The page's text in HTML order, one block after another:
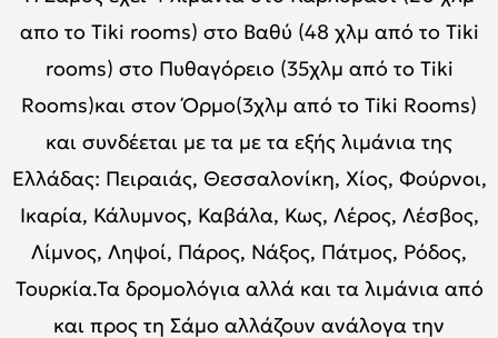
απο το Tiki rooms) στο Βαθύ (48 χλμ από το Tiki
rooms) στο Πυθαγόρειο (35χλμ από το Τiki
Rooms)και στον Όρμο(3χλμ από το Tiki Rooms)
και συνδέεται με τα με τα εξής λιμάνια της
Ελλάδας: Πειραιάς, Θεσσαλονίκη, Χίος, Φούρνοι,
Ικαρία, Κάλυμνος, Καβάλα, Κως, Λέρος, Λέσβος,
Λίμνος, Ληψοί, Πάρος, Νάξος, Πάτμος, Ρόδος,
Τουρκία.Τα δρομολόγια αλλά και τα λιμάνια από
και προς τη Σάμο αλλάζουν ανάλογα την